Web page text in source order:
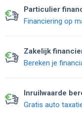
Particulier
Financiering op
Zakelijk
Bereken je
Inruilwaarde
Gratis auto